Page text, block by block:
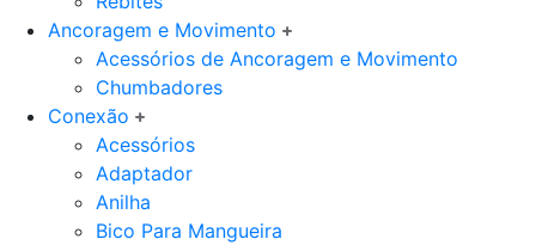
Ancoragem e Movimento
Acessórios de Ancoragem e Movimento
Chumbadores
Conexão
Acessórios
Adaptador
Anilha
Bico Para Mangueira